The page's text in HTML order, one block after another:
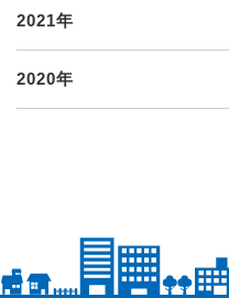
2021年
2020年